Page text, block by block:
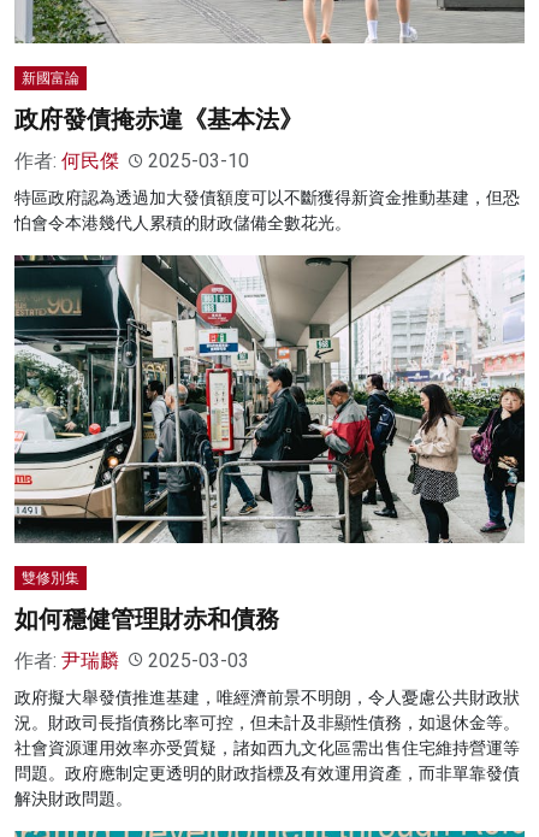
新國富論
政府發債掩赤違《基本法》
作者: 何民傑 2025-03-10
特區政府認為透過加大發債額度可以不斷獲得新資金推動基建，但恐
怕會令本港幾代人累積的財政儲備全數花光。
雙修別集
如何穩健管理財赤和債務
作者: 尹瑞麟 2025-03-03
政府擬大舉發債推進基建，唯經濟前景不明朗，令人憂慮公共財政狀
況。財政司長指債務比率可控，但未計及非顯性債務，如退休金等。
社會資源運用效率亦受質疑，諸如西九文化區需出售住宅維持營運等
問題。政府應制定更透明的財政指標及有效運用資產，而非單靠發債
解決財政問題。